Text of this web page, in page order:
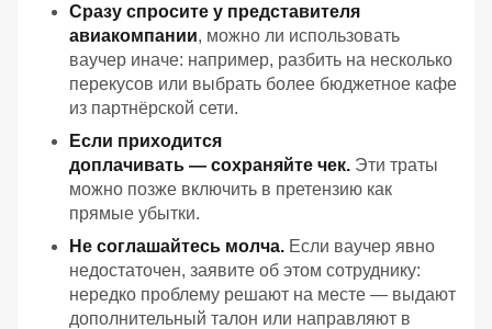
Сразу спросите у представителя
авиакомпании, можно ли использовать
ваучер иначе: например, разбить на несколько
перекусов или выбрать более бюджетное кафе
из партнёрской сети.
Если приходится
доплачивать — сохраняйте чек. Эти траты
можно позже включить в претензию как
прямые убытки.
Не соглашайтесь молча. Если ваучер явно
недостаточен, заявите об этом сотруднику:
нередко проблему решают на месте — выдают
дополнительный талон или направляют в